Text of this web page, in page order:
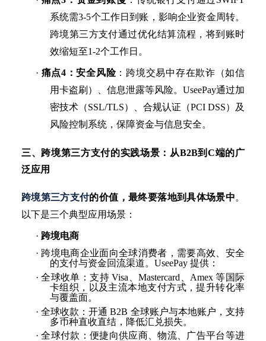
系统需3-5个工作日到账，影响企业资金周转。
跨境第三方支付通过优化结算流程，将到账时
效缩短至1-2个工作日 。
· 痛点4：安全风险：跨境交易中存在欺诈（如信
用卡盗刷）、信息泄露等风险。UseePay通过加
密技术（SSL/TLS）、合规认证（PCI DSS）及
风险控制系统，保障资金与信息安全。
三、跨境第三方支付的实践场景：从B2B到C端的广
泛应用
跨境第三方支付的价值，最终要落地到具体场景中。
以下是三个典型应用场景：
· 跨境电商
· 跨境电商企业面向全球消费者，需要高效、安全
的支付与资金回流渠道。 UseePay 提供：
·全球收单：支持 Visa、Mastercard、Amex 等国际
卡组织，以及主流本地支付方式，提升转化率
与覆盖面。
· 全球收款：开通 B2B 全球账户与本地账户，支持
多币种直收直结，降低汇兑损失。
·全球付款：便捷向供应商、物流、广告平台等进